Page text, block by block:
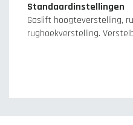
Standaardinstellingen
Gaslift hoogteverstelling,
rughoekverstelling.